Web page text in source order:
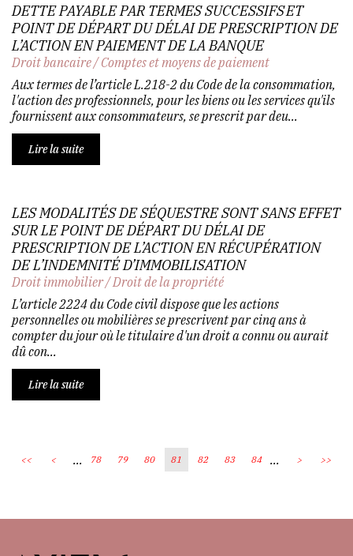
DETTE PAYABLE PAR TERMES SUCCESSIFS ET
POINT DE DÉPART DU DÉLAI DE PRESCRIPTION DE
L’ACTION EN PAIEMENT DE LA BANQUE
Droit bancaire/Comptes et moyens de paiement
Aux termes de l’article L.218-2 du Code de la consommation,
l'action des professionnels, pour les biens ou les services qu'ils
fournissent aux consommateurs, se prescrit par deu...
Lire la suite
LES MODALITÉS DE SÉQUESTRE SONT SANS EFFET
SUR LE POINT DE DÉPART DU DÉLAI DE
PRESCRIPTION DE L’ACTION EN RÉCUPÉRATION
DE L’INDEMNITÉ D’IMMOBILISATION
Droit immobilier/Droit de la propriété
L’article 2224 du Code civil dispose que les actions
personnelles ou mobilières se prescrivent par cinq ans à
compter du jour où le titulaire d'un droit a connu ou aurait
dû con...
Lire la suite
<< < ... 78 79 80 81 82 83 84 ... > >>